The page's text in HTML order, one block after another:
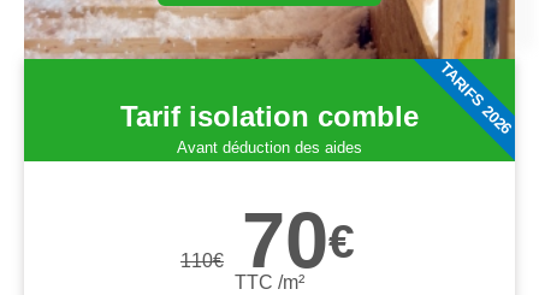
Tarif isolation comble
Avant déduction des aides
110€ 70€
TTC /m²
TARIFS 2026